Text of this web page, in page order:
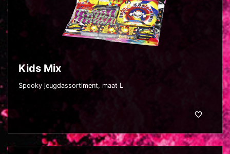
Kids Mix
Spooky jeugdassortiment, maat L